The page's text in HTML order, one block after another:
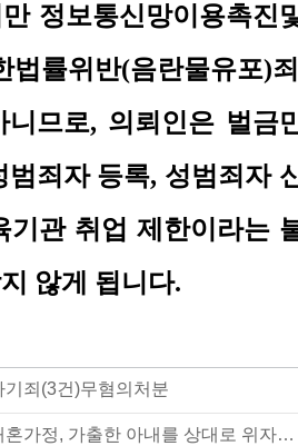
정보통신망이용촉진
법률위반(음란물유포)죄
므로, 의뢰인은 벌금
범죄자 등록, 성범죄자
기관 취업 제한이라는
않게 됩니다.
기죄(3건)무혐의처분
[가사]재혼가정, 가출한 아내를 상대로 위자료, 재산분....